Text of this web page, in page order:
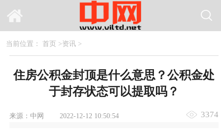
当前位置： 首页 >资讯>
住房公积金封顶是什么意思？公积金处
于封存状态可以提取吗？
来源：中网 2022-12-12 10:50:54 3374